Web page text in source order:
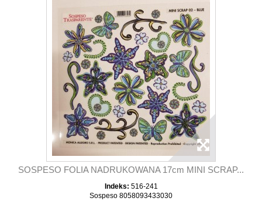
SOSPESO FOLIA NADRUKOWANA 17cm MINI SCRAP...
Indeks: 516-241
Sospeso 8058093433030